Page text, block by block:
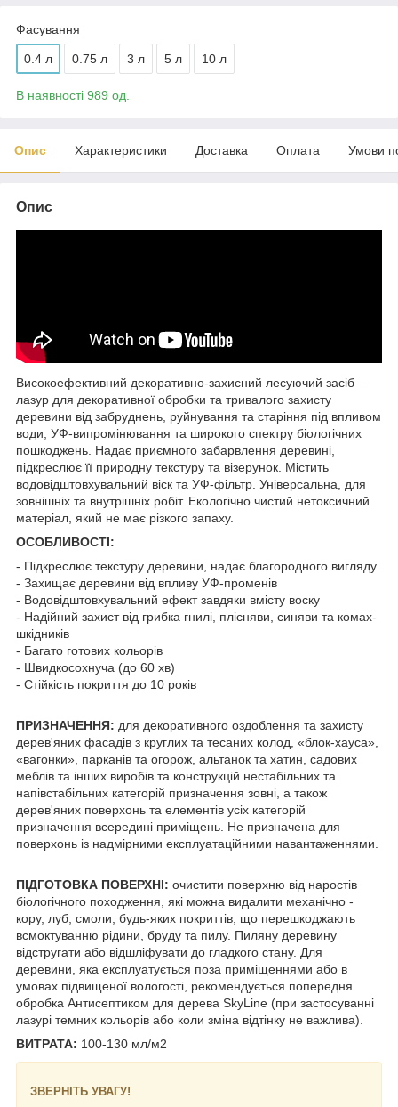
Фасування
0.4 л 0.75 л 3 л 5 л 10 л
В наявності 989 од.
Опис Характеристики Доставка Оплата Умови
Опис
Високоефективний декоративно-захисний лесуючий засіб –
лазур для декоративної обробки та тривалого захисту
деревини від забруднень, руйнування та старіння під впливом
води, УФ-випромінювання та широкого спектру біологічних
пошкоджень. Надає приємного забарвлення деревині,
підкреслює її природну текстуру та візерунок. Містить
водовідштовхувальний віск та УФ-фільтр. Універсальна, для
зовнішніх та внутрішніх робіт. Екологічно чистий нетоксичний
матеріал, який не має різкого запаху.
ОСОБЛИВОСТІ:
- Підкреслює текстуру деревини, надає благородного вигляду.
- Захищає деревини від впливу УФ-променів
- Водовідштовхувальний ефект завдяки вмісту воску
- Надійний захист від грибка гнилі, плісняви, синяви та комах-
шкідників
- Багато готових кольорів
- Швидкосохнуча (до 60 хв)
- Стійкість покриття до 10 років
ПРИЗНАЧЕННЯ: для декоративного оздоблення та захисту
дерев'яних фасадів з круглих та тесаних колод, «блок-хауса»,
«вагонки», парканів та огорож, альтанок та хатин, садових
меблів та інших виробів та конструкцій нестабільних та
напівстабільних категорій призначення зовні, а також
дерев'яних поверхонь та елементів усіх категорій
призначення всередині приміщень. Не призначена для
поверхонь із надмірними експлуатаційними навантаженнями.
ПІДГОТОВКА ПОВЕРХНІ: очистити поверхню від наростів
біологічного походження, які можна видалити механічно -
кору, луб, смоли, будь-яких покриттів, що перешкоджають
всмоктуванню рідини, бруду та пилу. Пиляну деревину
відстругати або відшліфувати до гладкого стану. Для
деревини, яка експлуатується поза приміщеннями або в
умовах підвищеної вологості, рекомендується попередня
обробка Антисептиком для дерева SkyLine (при застосуванні
лазурі темних кольорів або коли зміна відтінку не важлива).
ВИТРАТА: 100-130 мл/м2
ЗВЕРНІТЬ УВАГУ!